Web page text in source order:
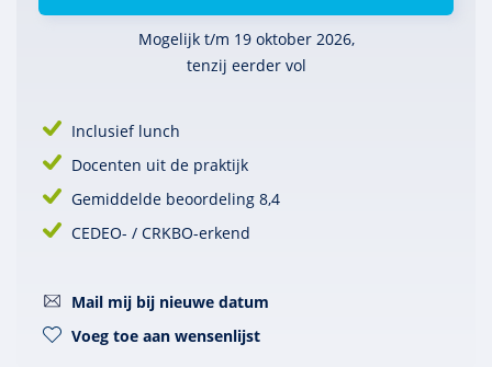
Mogelijk t/m 19 oktober 2026,
tenzij eerder vol
Inclusief lunch
Docenten uit de praktijk
Gemiddelde beoordeling 8,4
CEDEO- / CRKBO-erkend
Mail mij bij nieuwe datum
Voeg toe aan wensenlijst